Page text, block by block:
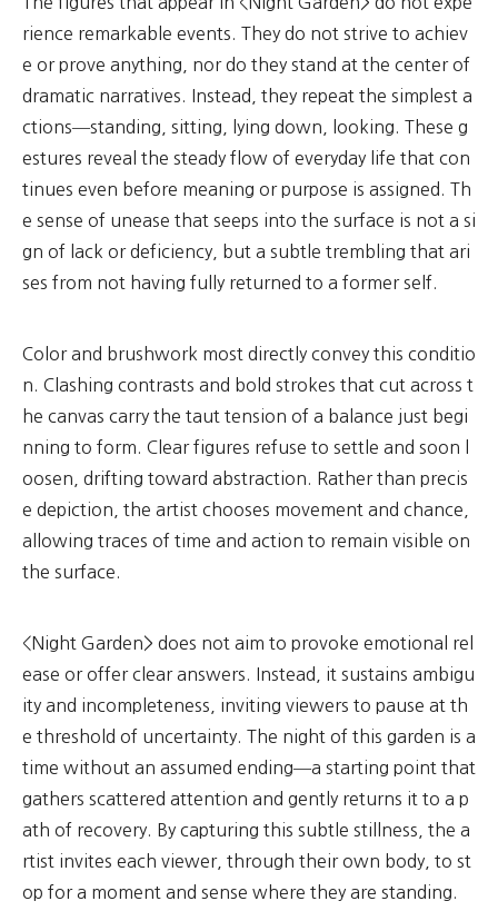
rience remarkable events. They do not strive to achiev
e or prove anything, nor do they stand at the center of
dramatic narratives. Instead, they repeat the simplest a
ctions—standing, sitting, lying down, looking. These g
estures reveal the steady flow of everyday life that con
tinues even before meaning or purpose is assigned. Th
e sense of unease that seeps into the surface is not a si
gn of lack or deficiency, but a subtle trembling that ari
ses from not having fully returned to a former self.
Color and brushwork most directly convey this conditio
n. Clashing contrasts and bold strokes that cut across t
he canvas carry the taut tension of a balance just begi
nning to form. Clear figures refuse to settle and soon l
oosen, drifting toward abstraction. Rather than precis
e depiction, the artist chooses movement and chance,
allowing traces of time and action to remain visible on
the surface.
<Night Garden> does not aim to provoke emotional rel
ease or offer clear answers. Instead, it sustains ambigu
ity and incompleteness, inviting viewers to pause at th
e threshold of uncertainty. The night of this garden is a
time without an assumed ending—a starting point that
gathers scattered attention and gently returns it to a p
ath of recovery. By capturing this subtle stillness, the a
rtist invites each viewer, through their own body, to st
op for a moment and sense where they are standing.